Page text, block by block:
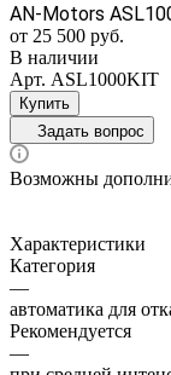
AN-Motors
от 25 500 руб.
В наличии
Арт. ASL1000KIT
Купить
Задать вопрос
Возможны
Характеристики
Категория
—
автоматика для
Рекомендуется
—